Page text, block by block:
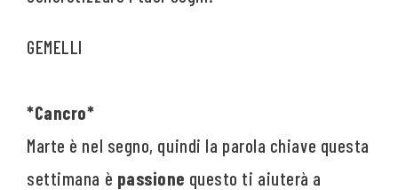
*Cancro*
Marte è nel segno, quindi la parola chiave questa
settimana è passione questo ti aiuterà a